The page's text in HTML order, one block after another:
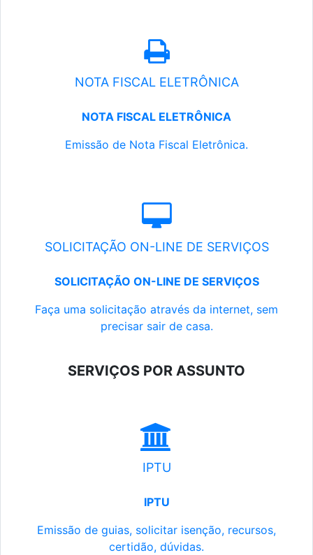
NOTA FISCAL ELETRÔNICA
NOTA FISCAL ELETRÔNICA
Emissão de Nota Fiscal Eletrônica.
SOLICITAÇÃO ON-LINE DE SERVIÇOS
SOLICITAÇÃO ON-LINE DE SERVIÇOS
Faça uma solicitação através da internet, sem
precisar sair de casa.
SERVIÇOS POR ASSUNTO
IPTU
IPTU
Emissão de guias, solicitar isenção, recursos,
certidão, dúvidas.